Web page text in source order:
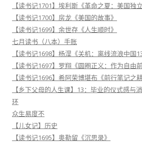
【读书记1701】埃利斯《革命之夏：美国独
【读书记1700】房龙《美国的故事》
【读书记1699】余世存《人生顺时》
七月读书（八本）手账
【读书记1698】杨淏《关机：离线流浪中国
【读书记1697】罗翔《圆圈正义：作为自由
【读书记1696】希阿荣博堪布《前行笔记之
【乡下父母的人生课】13：毕业的仪式感与
环
众生易度不
【儿女记】历史
【读书记1695】奥勒留《沉思录》